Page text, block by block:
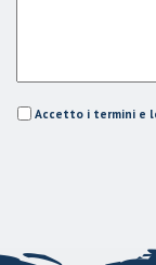
Accetto i termini e